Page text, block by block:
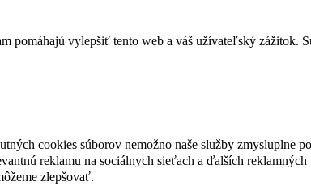
pomáhajú vylepšiť tento web a váš užívateľský zážitok.
cookies súborov nemožno naše služby zmysluplne
reklamu na sociálnych sieťach a ďalších reklamných
zlepšovať.